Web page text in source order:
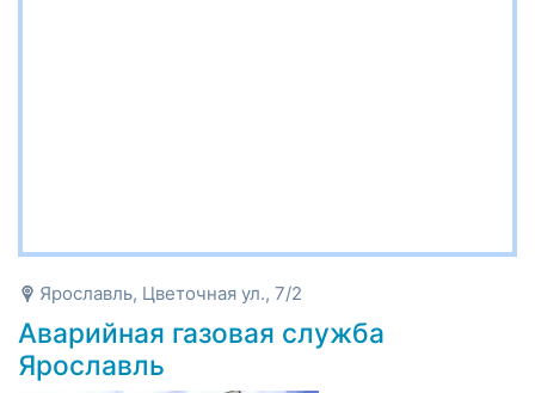
Ярославль, Цветочная ул., 7/2
Аварийная газовая служба
Ярославль